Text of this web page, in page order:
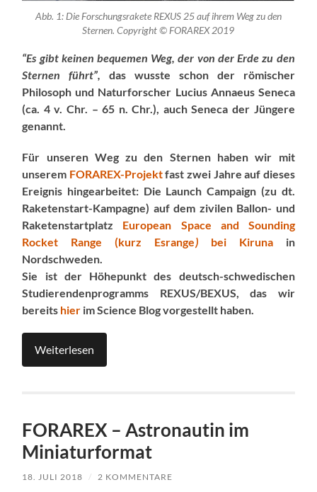
Abb. 1: Die Forschungsrakete REXUS 25 auf ihrem Weg zu den
Sternen. Copyright © FORAREX 2019
“Es gibt keinen bequemen Weg, der von der Erde zu den
Sternen führt”, das wusste schon der römischer
Philosoph und Naturforscher Lucius Annaeus Seneca
(ca. 4 v. Chr. – 65 n. Chr.), auch Seneca der Jüngere
genannt.
Für unseren Weg zu den Sternen haben wir mit
unserem FORAREX-Projektfast zwei Jahre auf dieses
Ereignis hingearbeitet: Die Launch Campaign (zu dt.
Raketenstart-Kampagne) auf dem zivilen Ballon- und
Raketenstartplatz European Space and Sounding
Rocket Range (kurz Esrange) bei Kirunain
Nordschweden.
Sie ist der Höhepunkt des deutsch-schwedischen
Studierendenprogramms REXUS/BEXUS, das wir
bereits hier im Science Blog vorgestellt haben.
Weiterlesen
FORAREX – Astronautin im
Miniaturformat
18. JULI 2018 / 2 KOMMENTARE